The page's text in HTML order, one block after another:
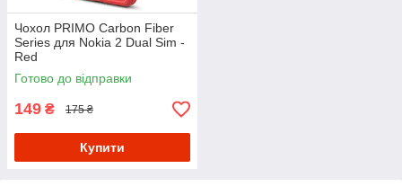
Чохол PRIMO Carbon Fiber
Series для Nokia 2 Dual Sim -
Red
Готово до відправки
149 ₴ 175 ₴
Купити